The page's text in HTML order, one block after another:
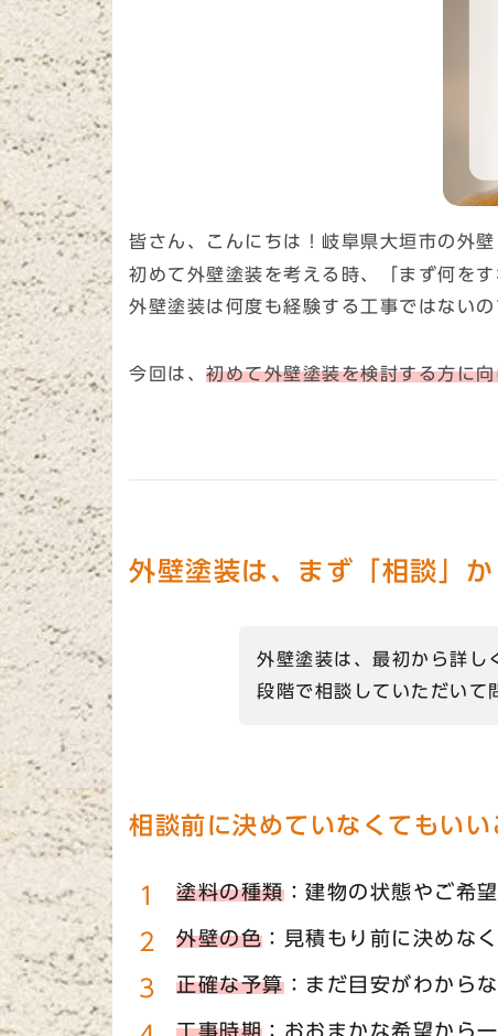
皆さん、こんにちは！岐阜県大垣市の外
初めて外壁塗装を考える時、「まず何を
外壁塗装は何度も経験する工事ではない
今回は、 初めて外壁塗装を検討する方に
外壁塗装は、まず「相談」
外壁塗装は、最初から詳し
段階で相談していただいて
相談前に決めていなくてもいい
塗料の種類：建物の状態やご希
外壁の色 ：見積もり前に決めな
正確な予算：まだ目安がわから
工事時期 ：おおまかな希望から